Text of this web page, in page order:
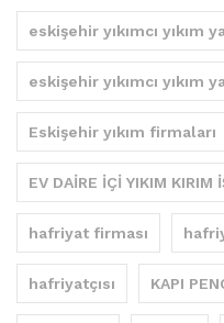
eskişehir yıkımcı yıkım
eskişehir yıkımcı yıkım
Eskişehir yıkım firmaları
EV DAİRE İÇİ YIKIM KIRIM
hafriyat firması
hafriyatçısı KAPI